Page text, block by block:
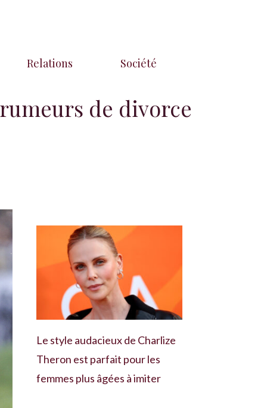
Relations Société
de divorce
Le style audacieux de Charlize
Theron est parfait pour les
femmes plus âgées à imiter